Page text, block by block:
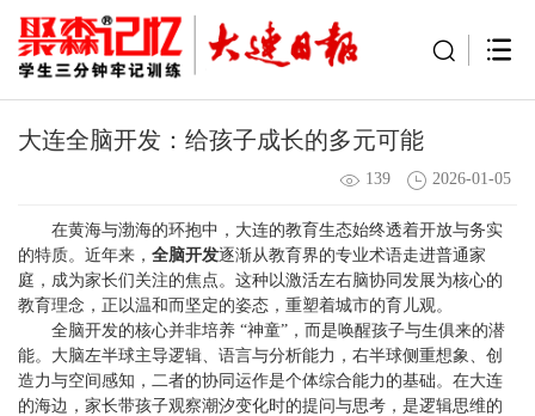
大连全脑开发：给孩子成长的多元可能
139 2026-01-05
在黄海与渤海的环抱中，大连的教育生态始终透着开放与务实
的特质。近年来， 全脑开发逐渐从教育界的专业术语走进普通家
庭，成为家长们关注的焦点。这种以激活左右脑协同发展为核心的
教育理念，正以温和而坚定的姿态，重塑着城市的育儿观。
全脑开发的核心并非培养 “神童”，而是唤醒孩子与生俱来的潜
能。大脑左半球主导逻辑、语言与分析能力，右半球侧重想象、创
造力与空间感知，二者的协同运作是个体综合能力的基础。在大连
的海边，家长带孩子观察潮汐变化时的提问与思考，是逻辑思维的